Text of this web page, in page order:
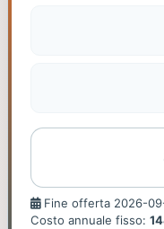
Fine
offerta
Fine offerta 2026-
Costo annuale fisso: